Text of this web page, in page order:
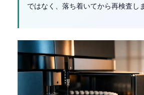
ではなく、落ち着いてから再検査し
Українська
O‘zbekcha
Català
Suomi